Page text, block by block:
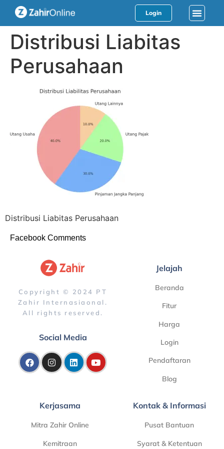
Login
Distribusi Liabitas
Perusahaan
Distribusi Liabitas Perusahaan
Facebook Comments
Copyright © 2024 PT
Zahir Internasiaonal.
All rights reserved.
Social Media
Jelajah
Beranda
Fitur
Harga
Login
Pendaftaran
Blog
Kerjasama
Mitra Zahir Online
Kemitraan
Kontak & Informasi
Pusat Bantuan
Syarat & Ketentuan